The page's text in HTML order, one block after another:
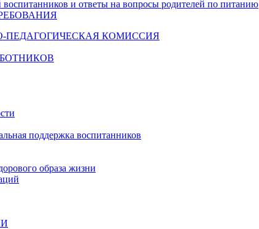
воспитанников и ответы на вопросы родителей по питанию
ПЕДАГОГИЧЕСКАЯ КОМИССИЯ
поддержка воспитанников
образа жизни